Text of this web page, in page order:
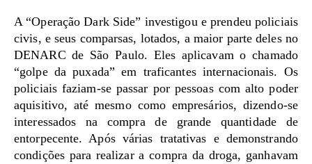
A “Operação Dark Side” investigou e prendeu policiais
civis, e seus comparsas, lotados, a maior parte deles no
DENARC de São Paulo. Eles aplicavam o chamado
“golpe da puxada” em traficantes internacionais. Os
policiais faziam-se passar por pessoas com alto poder
aquisitivo, até mesmo como empresários, dizendo-se
interessados na compra de grande quantidade de
entorpecente. Após várias tratativas e demonstrando
condições para realizar a compra da droga, ganhavam